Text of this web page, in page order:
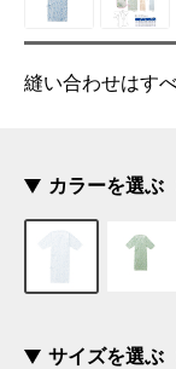
縫い合わせはす
カラーを選ぶ
サイズを選ぶ